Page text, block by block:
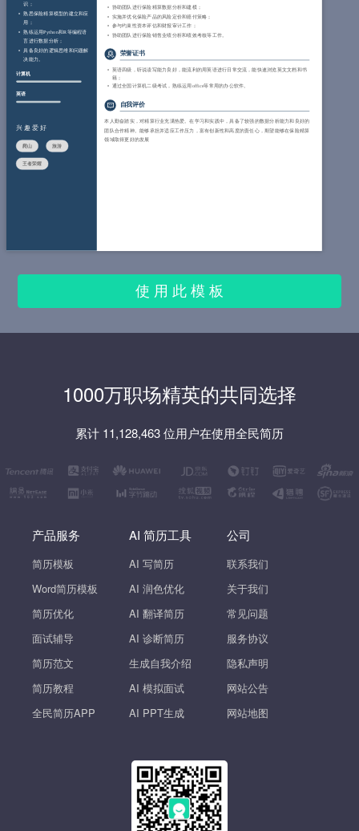
识；
熟悉保险精算模型的建立和应
用；
熟练运用Python和R等编程语
言进行数据分析；
具备良好的逻辑思维和问题解
决能力。
计算机
英语
兴趣爱好
爬山 旅游
王者荣耀
协助团队进行保险精算数据分析和建模；
实施并优化保险产品的风险定价和赔付策略；
参与约束性资本评估和财报审计工作；
协助团队进行保险销售业绩分析和绩效考核等工作。
荣誉证书
英语四级，听说读写能力良好，能流利的用英语进行日常交流，能快速浏览英文文档和书
籍；
通过全国计算机二级考试，熟练运用office等常用的办公软件。
自我评价
本人勤奋踏实，对精算行业充满热爱。在学习和实践中，具备了较强的数据分析能力和良好的
团队合作精神。能够承担并适应工作压力，富有创新性和高度的责任心，期望能够在保险精算
领域取得更好的发展
使 用 此 模 板
1000万职场精英的共同选择
累计 11,128,463 位用户在使用全民简历
产品服务
简历模板
Word简历模板
简历优化
面试辅导
简历范文
简历教程
全民简历APP
AI 简历工具
AI 写简历
AI 润色优化
AI 翻译简历
AI 诊断简历
生成自我介绍
AI 模拟面试
AI PPT生成
公司
联系我们
关于我们
常见问题
服务协议
隐私声明
网站公告
网站地图